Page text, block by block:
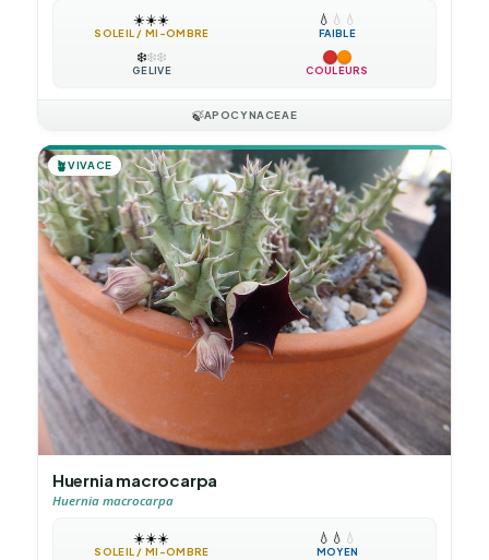
☀️☀️☀️
SOLEIL / MI-OMBRE
💧 💧 💧
FAIBLE
❄️❄️❄️
GÉLIVE COULEURS
🍃APOCYNACEAE
🪴VIVACE
Huernia macrocarpa
Huernia macrocarpa
☀️☀️☀️
SOLEIL / MI-OMBRE
💧 💧 💧
MOYEN